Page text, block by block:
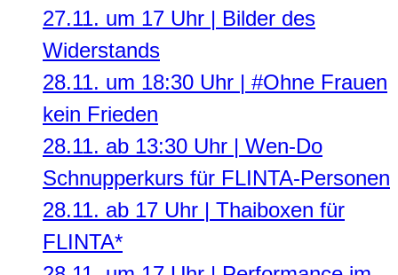
27.11. um 17 Uhr | Bilder des
Widerstands
28.11. um 18:30 Uhr | #Ohne Frauen
kein Frieden
28.11. ab 13:30 Uhr | Wen-Do
Schnupperkurs für FLINTA-Personen
28.11. ab 17 Uhr | Thaiboxen für
FLINTA*